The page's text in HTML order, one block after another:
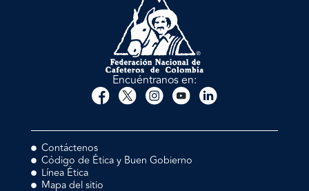
Encuéntranos en:
Contáctenos
Código de Ética y Buen Gobierno
Línea Ética
Mapa del sitio